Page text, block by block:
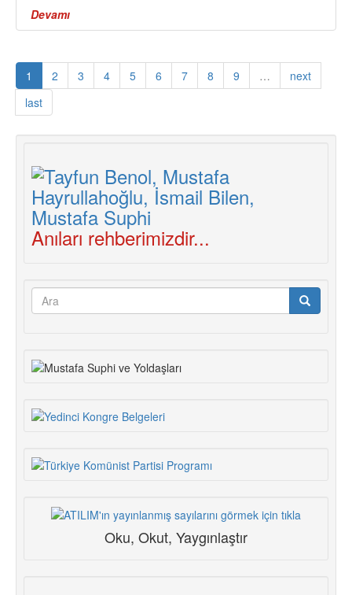
Devamı
TKP
Mücadele
Eden
İki
Şefik
Hüsnü
Çizgisi
1 2 3 4 5 6 7 8 9 …
next
last
Anıları rehberimizdir...
Arama
Oku, Okut, Yaygınlaştır